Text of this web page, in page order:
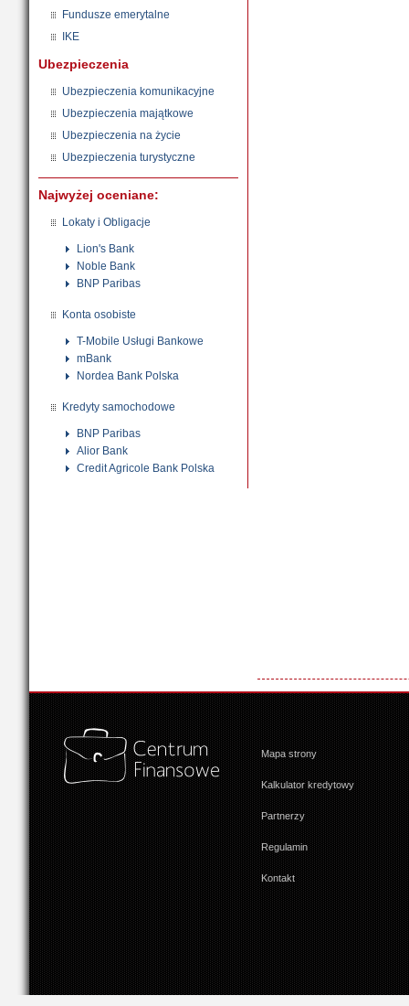
Fundusze emerytalne
IKE
Ubezpieczenia
Ubezpieczenia komunikacyjne
Ubezpieczenia majątkowe
Ubezpieczenia na życie
Ubezpieczenia turystyczne
Najwyżej oceniane:
Lokaty i Obligacje
Lion's Bank
Noble Bank
BNP Paribas
Konta osobiste
T-Mobile Usługi Bankowe
mBank
Nordea Bank Polska
Kredyty samochodowe
BNP Paribas
Alior Bank
Credit Agricole Bank Polska
Mapa strony
Kalkulator kredytowy
Partnerzy
Regulamin
Kontakt